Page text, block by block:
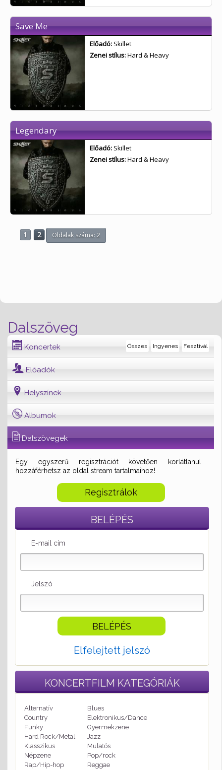
Dalszöveg
Koncertek Fesztivál
Ingyenes
Összes
Előadók
Helyszínek
Albumok
Dalszövegek
Egy egyszerű regisztrációt követően korlátlanul
hozzáférhetsz az oldal stream tartalmaihoz!
Regisztrálok
BELÉPÉS
E-mail cím
Jelszó
Elfelejtett jelszó
KONCERTFILM KATEGÓRIÁK
Alternatív
Blues
Country
Elektronikus/Dance
Funky
Gyermekzene
Hard Rock/Metal
Jazz
Klasszikus
Mulatós
Népzene
Pop/rock
Rap/Hip-hop
Reggae
Save Me
Előadó: Skillet
Zenei stílus:Hard & Heavy
Legendary
Előadó: Skillet
Zenei stílus:Hard & Heavy
1 2 Oldalak száma: 2